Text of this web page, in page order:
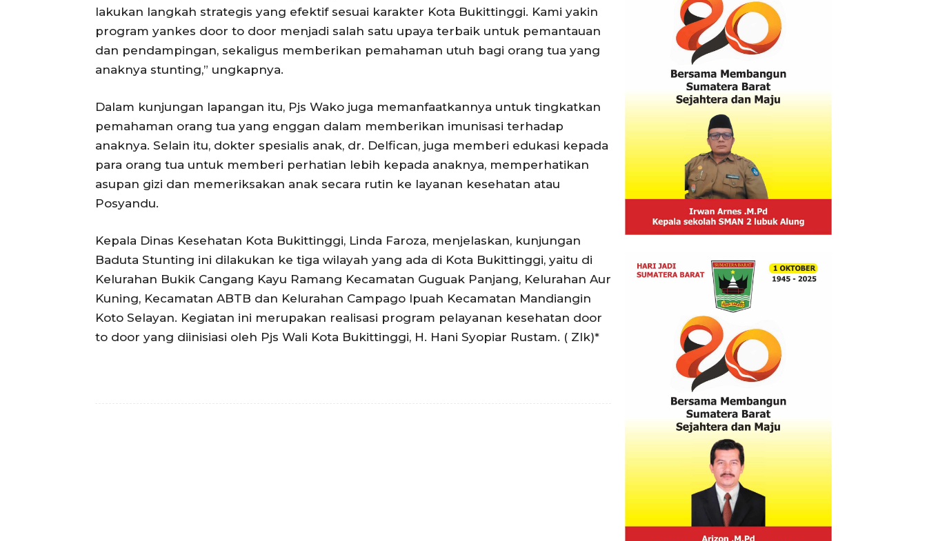
lakukan langkah strategis yang efektif sesuai karakter Kota Bukittinggi. Kami yakin
program yankes door to door menjadi salah satu upaya terbaik untuk pemantauan
dan pendampingan, sekaligus memberikan pemahaman utuh bagi orang tua yang
anaknya stunting,” ungkapnya.
Dalam kunjungan lapangan itu, Pjs Wako juga memanfaatkannya untuk tingkatkan
pemahaman orang tua yang enggan dalam memberikan imunisasi terhadap
anaknya. Selain itu, dokter spesialis anak, dr. Delfican, juga memberi edukasi kepada
para orang tua untuk memberi perhatian lebih kepada anaknya, memperhatikan
asupan gizi dan memeriksakan anak secara rutin ke layanan kesehatan atau
Posyandu.
Kepala Dinas Kesehatan Kota Bukittinggi, Linda Faroza, menjelaskan, kunjungan
Baduta Stunting ini dilakukan ke tiga wilayah yang ada di Kota Bukittinggi, yaitu di
Kelurahan Bukik Cangang Kayu Ramang Kecamatan Guguak Panjang, Kelurahan Aur
Kuning, Kecamatan ABTB dan Kelurahan Campago Ipuah Kecamatan Mandiangin
Koto Selayan. Kegiatan ini merupakan realisasi program pelayanan kesehatan door
to door yang diinisiasi oleh Pjs Wali Kota Bukittinggi, H. Hani Syopiar Rustam. ( Zlk)*